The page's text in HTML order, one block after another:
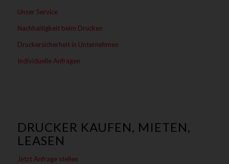
Unser Service
Nachhaltigkeit beim Drucken
Druckersicherheit in Unternehmen
Individuelle Anfragen
DRUCKER KAUFEN, MIETEN,
LEASEN
Jetzt Anfrage stellen